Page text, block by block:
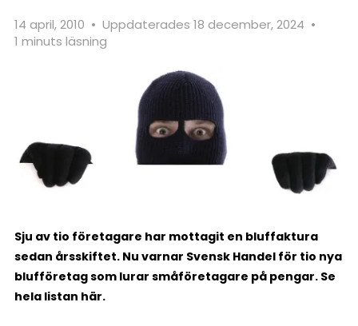
14 april, 2010 • Uppdaterades 18 december, 2024 •
1 minuts läsning
Sju av tio företagare har mottagit en bluffaktura
sedan årsskiftet. Nu varnar Svensk Handel för tio nya
blufföretag som lurar småföretagare på pengar. Se
hela listan här.